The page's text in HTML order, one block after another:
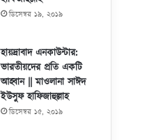
ডিসেম্বর ১৯, ২০১৯
হায়দ্রাবাদ এনকাউন্টার:
ভারতীয়দের প্রতি একটি
আহ্বান || মাওলানা সাঈদ
ইউসুফ হাফিজাহুল্লাহ
ডিসেম্বর ১৫, ২০১৯